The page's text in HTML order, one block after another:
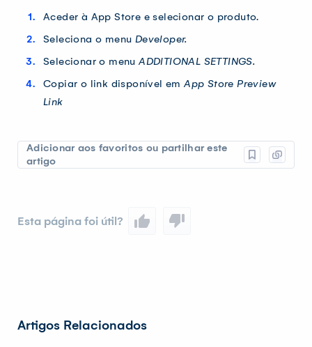
Aceder à App Store e selecionar o produto.
Seleciona o menu Developer.
Selecionar o menuADDITIONAL SETTINGS.
Copiar o link disponível emApp Store Preview
Link
Adicionar aos favoritos ou partilhar este
artigo
Esta página foi útil?
Artigos Relacionados